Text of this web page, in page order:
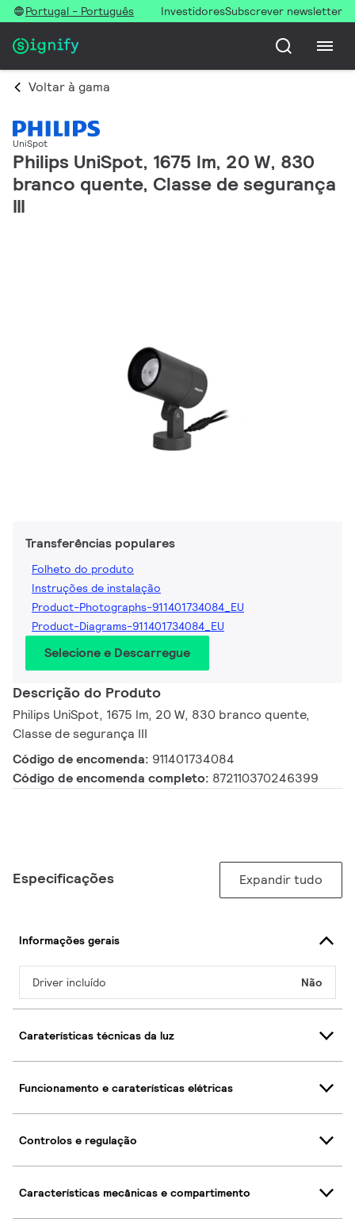
Portugal - Português InvestidoresSubscrever newsletter
Voltar à gama
UniSpot
Philips UniSpot, 1675 lm, 20 W, 830
branco quente, Classe de segurança
III
Transferências populares
Folheto do produto
Instruções de instalação
Product-Photographs-911401734084_EU
Product-Diagrams-911401734084_EU
Selecione e Descarregue
Descrição do Produto
Philips UniSpot, 1675 lm, 20 W, 830 branco quente,
Classe de segurança III
Código de encomenda: 911401734084
Código de encomenda completo: 872110370246399
Especificações Expandir tudo
Informações gerais
Driver incluído Não
Caraterísticas técnicas da luz
Funcionamento e caraterísticas elétricas
Controlos e regulação
Características mecânicas e compartimento